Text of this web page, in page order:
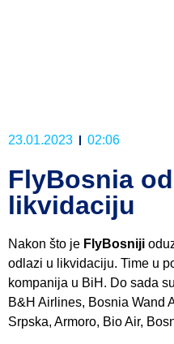
23.01.2023 02:06
FlyBosnia
likvidaciju
Nakon što je FlyBosniji
odlazi u likvidaciju. Time u
kompanija u BiH. Do sada
B&H Airlines, Bosnia Wand
Srpska, Armoro, Bio Air,